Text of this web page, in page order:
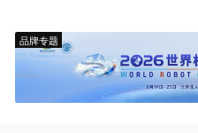
品牌专题